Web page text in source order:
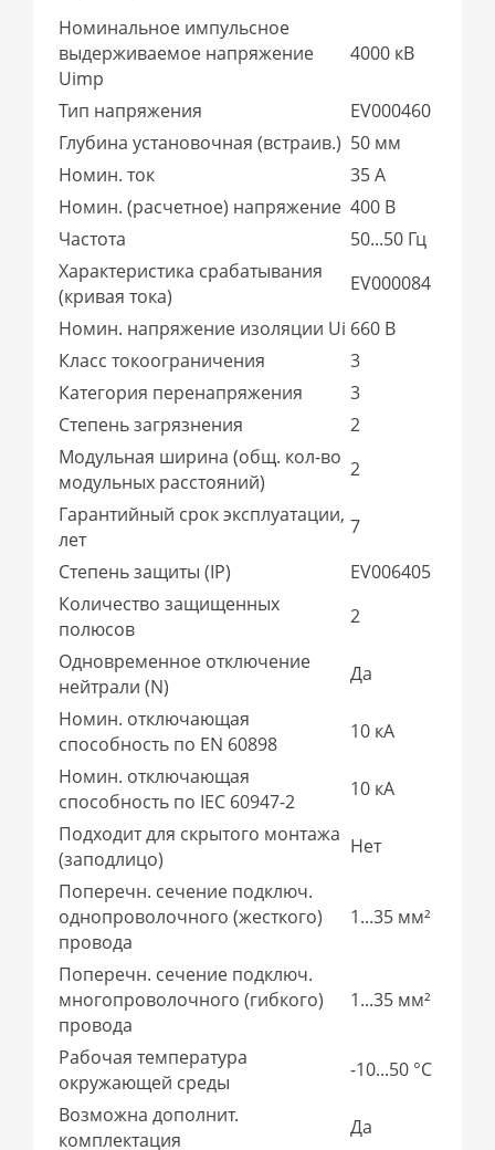
Номинальное импульсное
выдерживаемое напряжение
Uimp
4000 кВ
Тип напряжения
EV000460
Глубина установочная (встраив.) 50 мм
Номин. ток
35 А
Номин. (расчетное) напряжение 400 В
Частота
50...50 Гц
Характеристика срабатывания
(кривая тока)
EV000084
Номин. напряжение изоляции Ui 660 В
Класс токоограничения
3
Категория перенапряжения
3
Степень загрязнения
2
Модульная ширина (общ. кол-во
модульных расстояний)
2
Гарантийный срок эксплуатации,
лет
7
Степень защиты (IP)
EV006405
Количество защищенных
полюсов
2
Одновременное отключение
нейтрали (N)
Да
Номин. отключающая
способность по EN 60898
10 кА
Номин. отключающая
способность по IEC 60947-2
10 кА
Подходит для скрытого монтажа
(заподлицо)
Нет
Поперечн. сечение подключ.
однопроволочного (жесткого)
провода
1...35 мм²
Поперечн. сечение подключ.
многопроволочного (гибкого)
провода
1...35 мм²
Рабочая температура
окружающей среды
-10...50 °C
Возможна дополнит.
комплектация
Да